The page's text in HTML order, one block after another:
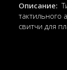
Описание:
тактильного
свитчи для